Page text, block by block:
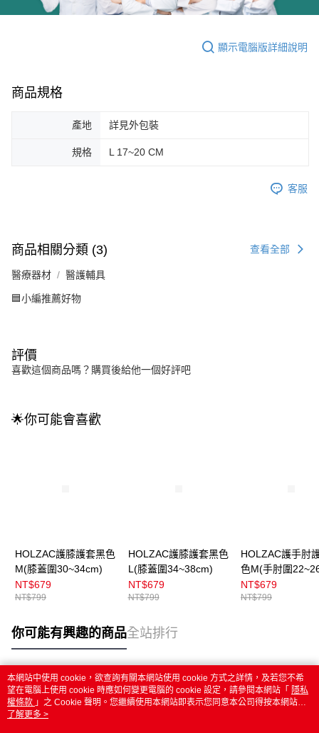
顯示電腦版詳細說明
商品規格
產地 詳見外包裝
規格 L 17~20 CM
客服
商品相關分類 (3) 查看全部
醫療器材 醫護輔具
🟦小編推薦好物
評價
喜歡這個商品嗎？購買後給他一個好評吧
🌟你可能會喜歡
HOLZAC護膝護套黑色
M(膝蓋圍30~34cm)
NT$679
NT$799
HOLZAC護膝護套黑色
L(膝蓋圍34~38cm)
NT$679
NT$799
HOLZAC護手肘
色M(手肘圍
NT$679
NT$799
你可能有興趣的商品全站排行
熱門標籤
本網站中使用 cookie，欲查詢有關本網站使用 cookie 方式之詳情，及若您不希
望在電腦上使用 cookie 時應如何變更電腦的 cookie 設定，請參閱本網站「 隱私
權條款 」之 Cookie 聲明。您繼續使用本網站即表示您同意本公司得按本網站使
用條款之 Cookie 聲明使用 cookie。
了解更多 >